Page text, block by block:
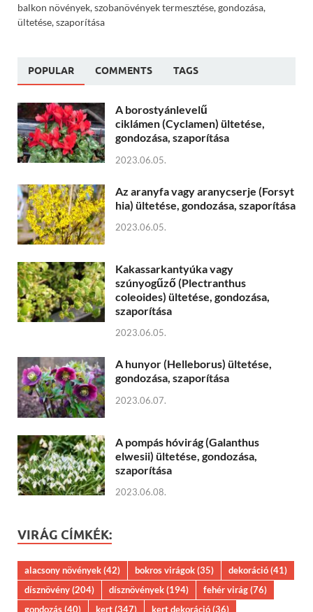
balkon növények, szobanövények termesztése, gondozása,
ültetése, szaporítása
POPULAR COMMENTS TAGS
A borostyánlevelű
ciklámen (Cyclamen) ültetése,
gondozása, szaporítása
2023.06.05.
Az aranyfa vagy aranycserje (Forsyt
hia) ültetése, gondozása, szaporítása
2023.06.05.
Kakassarkantyúka vagy
szúnyogűző (Plectranthus
coleoides) ültetése, gondozása,
szaporítása
2023.06.05.
A hunyor (Helleborus) ültetése,
gondozása, szaporítása
2023.06.07.
A pompás hóvirág (Galanthus
elwesii) ültetése, gondozása,
szaporítása
2023.06.08.
VIRÁG CÍMKÉK:
alacsony növények(42) bokros virágok(35) dekoráció(41)
dísznövény(204) dísznövények(194) fehér virág(76)
gondozás(40) kert(347) kert dekoráció(36)